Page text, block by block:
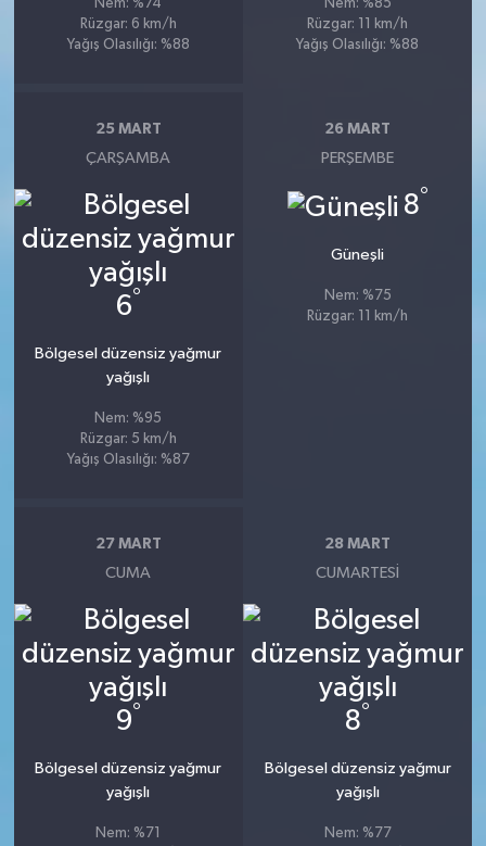
Nem: %74
Rüzgar: 6 km/h
Yağış Olasılığı: %88
Nem: %85
Rüzgar: 11 km/h
Yağış Olasılığı: %88
25 MART
ÇARŞAMBA
6°
Bölgesel düzensiz yağmur
yağışlı
Nem: %95
Rüzgar: 5 km/h
Yağış Olasılığı: %87
26 MART
PERŞEMBE
8°
Güneşli
Nem: %75
Rüzgar: 11 km/h
27 MART
CUMA
9°
Bölgesel düzensiz yağmur
yağışlı
Nem: %71
28 MART
CUMARTESI
8°
Bölgesel düzensiz yağmur
yağışlı
Nem: %77